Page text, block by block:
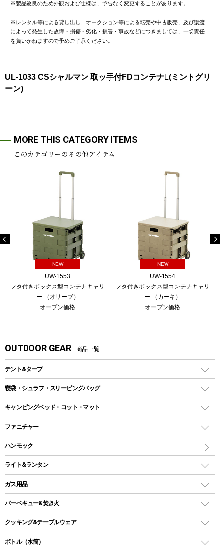
※製品改良のため外観および仕様は、予告なく変更することがあります。
※レンタル等による貸し出し、オークション等による転売や中古販売、及び譲渡
によって発生した故障・損傷・劣化・損害・事故などにつきましては、一切責任
を負いかねますので予めご了承ください。
UL-1033 CSシャルマン 取ッ手付FDコンテナL(ミントグリ
ーン)
MORE THIS CATEGORY ITEMS
このカテゴリーのその他アイテム
NEW
UW-1553
フタ付きボックス型コンテナキャリ
ー （オリーブ）
オープン価格
NEW
UW-1554
フタ付きボックス型コンテナキャリ
ー （カーキ）
オープン価格
OUTDOOR GEAR 商品一覧
テント&タープ
テント
ツールームテント
ワンポールテント
シェルターテント
ロッジ型・オリジナルテント
タープ
スクエアタープ（レクタタープ）
寝袋・シュラフ・スリーピングバッグ
レクタングラー型（封筒型）シュラフ
インナーシュラフ
キャンピングベッド・コット・マット
キャンピングベッド・コット
インフレータブルマット
ファニチャー
アウトドアテーブル
レジャーシート
ハンモック
ライト&ランタン
LEDランタン
ガスランタン
オイルランタン
ガス用品
ガスバーナー
ガス缶
バーベキュー&焚き火
バーベキューコンロ、グリル
クッキング&テーブルウェア
ダッチオーブン
ボトル（水筒）